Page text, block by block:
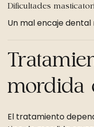
Dificultades
Un mal encaje
mordida
El tratamiento